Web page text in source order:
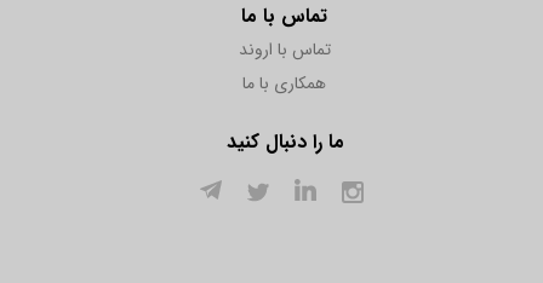
تماس با ما
تماس با اروند
همکاری با ما
ما را دنبال کنید